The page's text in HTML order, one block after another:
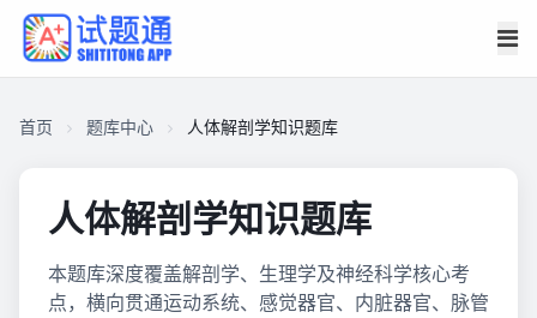
首页 题库中心 人体解剖学知识题库
人体解剖学知识题库
本题库深度覆盖解剖学、生理学及神经科学核心考
点，横向贯通运动系统、感觉器官、内脏器官、脉管